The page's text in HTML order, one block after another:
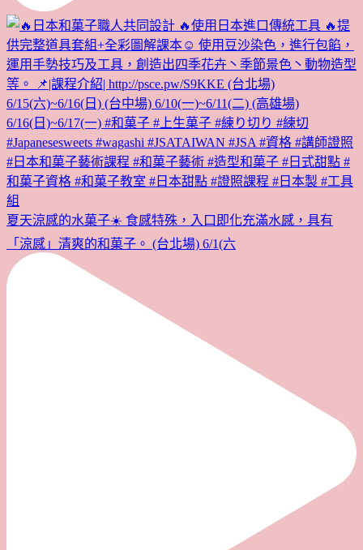
夏天涼感的水菓子☀️ 食感特殊，入口即化充滿水感，具有
「涼感」清爽的和菓子。 (台北場) 6/1(六